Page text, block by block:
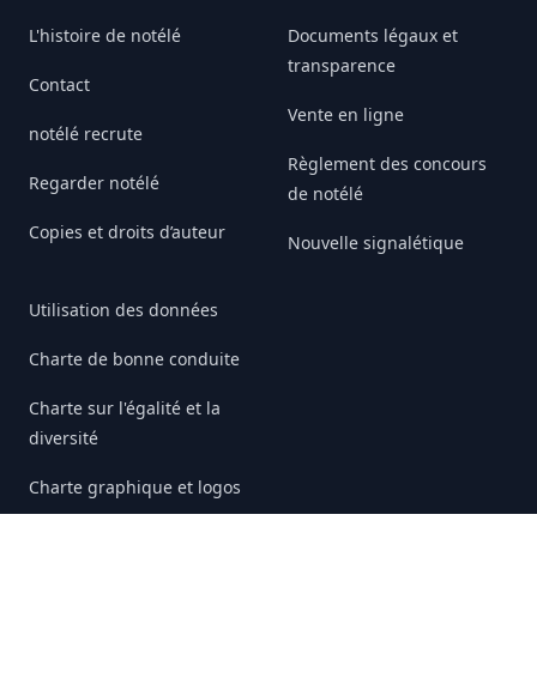
L'histoire de notélé
Contact
notélé recrute
Regarder notélé
Copies et droits d’auteur
Utilisation des données
Charte de bonne conduite
Charte sur l'égalité et la
diversité
Charte graphique et logos
Documents légaux et
transparence
Vente en ligne
Règlement des concours
de notélé
Nouvelle signalétique